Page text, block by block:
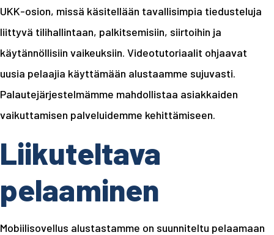
UKK-osion, missä käsitellään tavallisimpia tiedusteluja
liittyvä tilihallintaan, palkitsemisiin, siirtoihin ja
käytännöllisiin vaikeuksiin. Videotutoriaalit ohjaavat
uusia pelaajia käyttämään alustaamme sujuvasti.
Palautejärjestelmämme mahdollistaa asiakkaiden
vaikuttamisen palveluidemme kehittämiseen.
Liikuteltava
pelaaminen
Mobiilisovellus alustastamme on suunniteltu pelaamaan